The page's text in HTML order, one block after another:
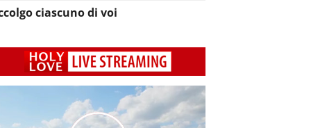
ciascuno di voi